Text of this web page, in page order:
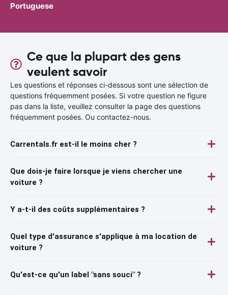
Portuguese
Ce que la plupart des gens
veulent savoir
Les questions et réponses ci-dessous sont une sélection de
questions fréquemment posées. Si votre question ne figure
pas dans la liste, veuillez consulter la page des questions
fréquemment posées. Ou contactez-nous.
Carrentals.fr est-il le moins cher ?
Que dois-je faire lorsque je viens chercher une
voiture ?
Y a-t-il des coûts supplémentaires ?
Quel type d'assurance s'applique à ma location de
voiture ?
Qu'est-ce qu'un label "sans souci" ?